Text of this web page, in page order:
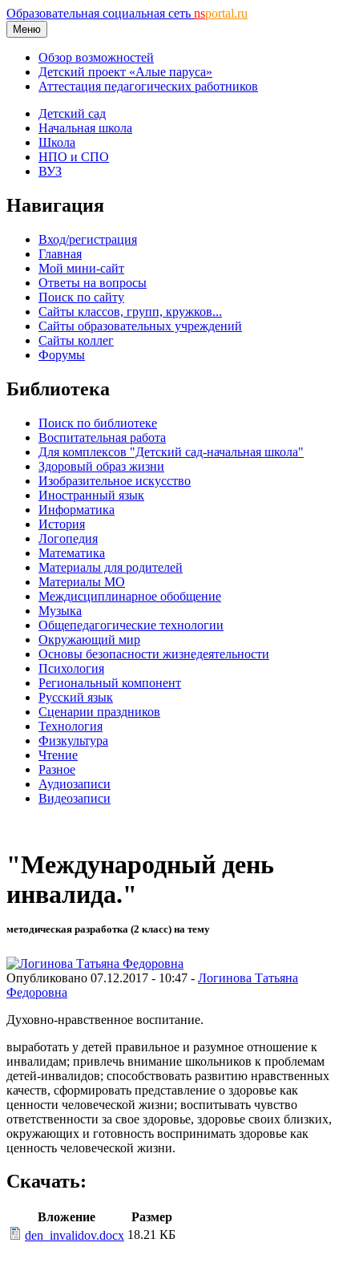
Образовательная социальная сеть nsportal.ru
Меню
Обзор возможностей
Детский проект «Алые паруса»
Аттестация педагогических работников
Детский сад
Начальная школа
Школа
НПО и СПО
ВУЗ
Навигация
Вход/регистрация
Главная
Мой мини-сайт
Ответы на вопросы
Поиск по сайту
Сайты классов, групп, кружков...
Сайты образовательных учреждений
Сайты коллег
Форумы
Библиотека
Поиск по библиотеке
Воспитательная работа
Для комплексов "Детский сад-начальная школа"
Здоровый образ жизни
Изобразительное искусство
Иностранный язык
Информатика
История
Логопедия
Математика
Материалы для родителей
Материалы МО
Междисциплинарное обобщение
Музыка
Общепедагогические технологии
Окружающий мир
Основы безопасности жизнедеятельности
Психология
Региональный компонент
Русский язык
Сценарии праздников
Технология
Физкультура
Чтение
Разное
Аудиозаписи
Видеозаписи
"Международный день
инвалида."
методическая разработка (2 класс) на тему
Опубликовано 07.12.2017 - 10:47 - Логинова Татьяна
Федоровна
Духовно-нравственное воспитание.
выработать у детей правильное и разумное отношение к
инвалидам; привлечь внимание школьников к проблемам
детей-инвалидов; способствовать развитию нравственных
качеств, сформировать представление о здоровье как
ценности человеческой жизни; воспитывать чувство
ответственности за свое здоровье, здоровье своих близких,
окружающих и готовность воспринимать здоровье как
ценность человеческой жизни.
Скачать:
Вложение
Размер
den_invalidov.docx 18.21 КБ